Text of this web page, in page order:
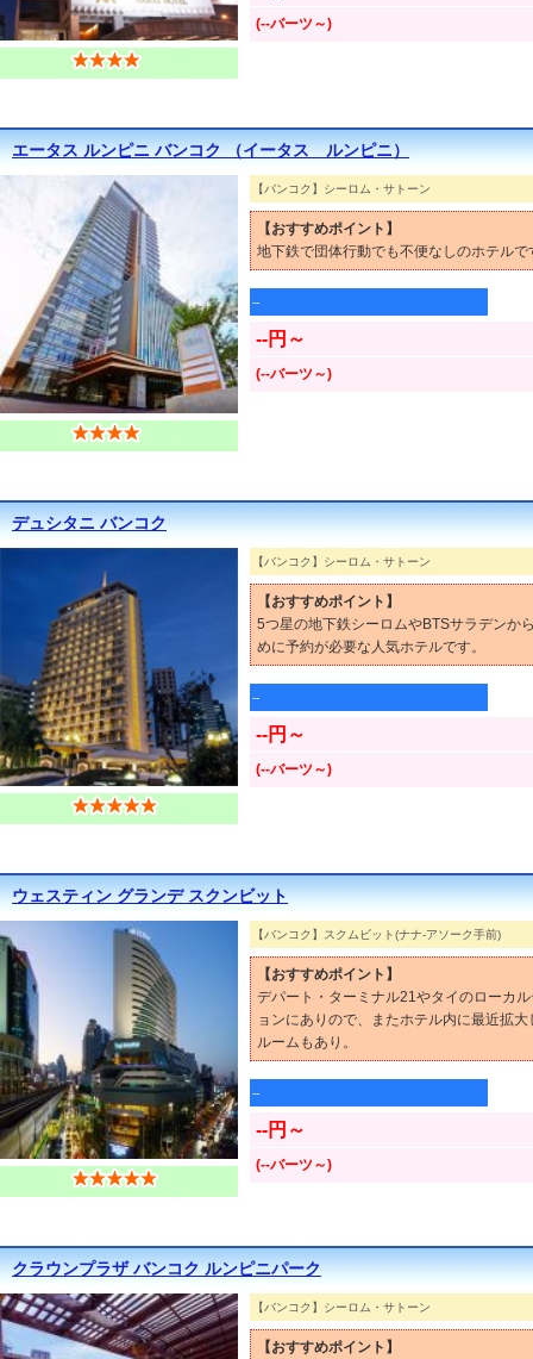
(--バーツ～)
エータス ルンピニ バンコク （イータス ルンピニ）
【バンコク】シーロム・サトーン
【おすすめポイント】
地下鉄で団体行動でも不便なしのホテル
--
--円～
(--バーツ～)
デュシタニ バンコク
【バンコク】シーロム・サトーン
【おすすめポイント】
5つ星の地下鉄シーロムやBTSサラデンか
めに予約が必要な人気ホテルです。
--
--円～
(--バーツ～)
ウェスティン グランデ スクンビット
【バンコク】スクムビット(ナナ-アソーク手前)
【おすすめポイント】
デパート・ターミナル21やタイのローカ
ョンにありので、またホテル内に最近拡
ルームもあり。
--
--円～
(--バーツ～)
クラウンプラザ バンコク ルンピニパーク
【バンコク】シーロム・サトーン
【おすすめポイント】